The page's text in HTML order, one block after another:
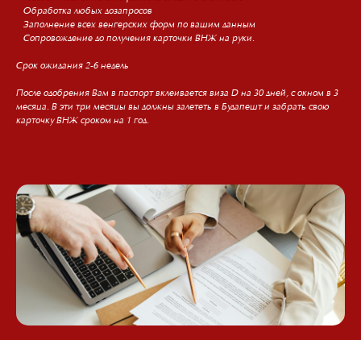
– Обработка любых дозапросов
– Заполнение всех венгерских форм по вашим данным
– Сопровождение до получения карточки ВНЖ на руки.
Срок ожидания 2-6 недель
После одобрения Вам в паспорт вклеивается виза D на 30 дней, с окном в 3
месяца. В эти три месяцы вы должны залететь в Будапешт и забрать свою
карточку ВНЖ сроком на 1 год.